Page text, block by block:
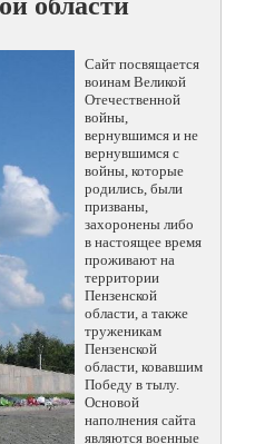
области
Сайт посвящается
воинам Великой
Отечественной
войны,
вернувшимся и не
вернувшимся с
войны, которые
родились, были
призваны,
захоронены либо
в настоящее время
проживают на
территории
Пензенской
области, а также
труженикам
Пензенской
области, ковавшим
Победу в тылу.
Основой
наполнения сайта
являются военные